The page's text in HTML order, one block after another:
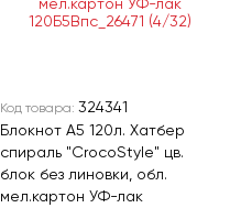
Код товара: 324341
Блокнот А5 120л. Хатбер
спираль "CrocoStyle" цв.
блок без линовки, обл.
мел.картон УФ-лак